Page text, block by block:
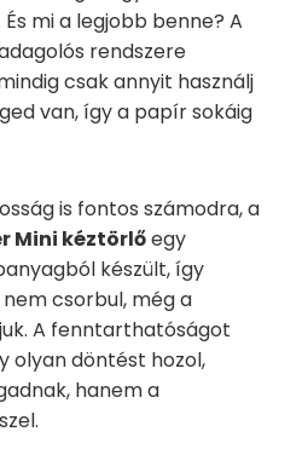
mi a legjobb benne? A
rendszere
csak annyit használj
van, így a papír sokáig
is fontos számodra, a
Mini kéztörlőegy
készült, így
csorbul, még a
A fenntarthatóságot
olyan döntést hozol,
hanem a